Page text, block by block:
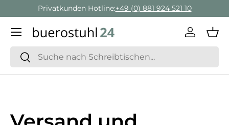
Direkt zum Inhalt
Privatkunden Hotline:+49 (0) 881 924 521 10
Suchen
Suchen
Menü